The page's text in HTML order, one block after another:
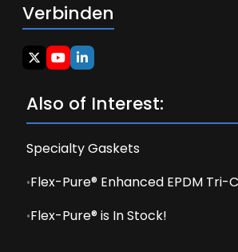
Verbinden
Also of Interest:
Specialty Gaskets
Flex-Pure® Enhanced EPDM Tri-
Flex-Pure® is In Stock!